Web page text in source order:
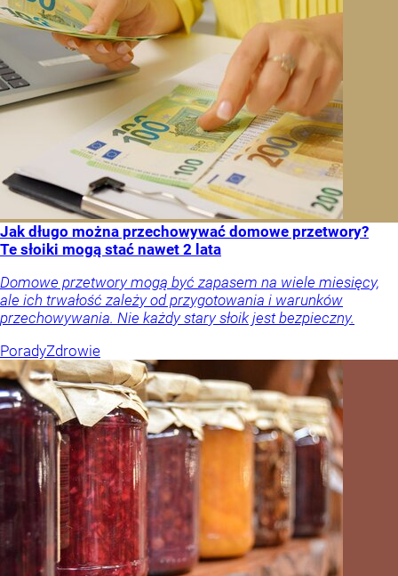
Jak długo można przechowywać domowe przetwory?
Te słoiki mogą stać nawet 2 lata
Domowe przetwory mogą być zapasem na wiele miesięcy,
ale ich trwałość zależy od przygotowania i warunków
przechowywania. Nie każdy stary słoik jest bezpieczny.
PoradyZdrowie